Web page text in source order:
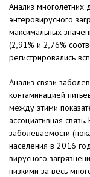
Анализ многолетних
энтеровирусного
максимальных
(2,91% и 2,76%
регистрировались
Анализ связи
контаминацией
между этими
ассоциативная
заболеваемости
населения в 2016
вирусного
низкими за весь